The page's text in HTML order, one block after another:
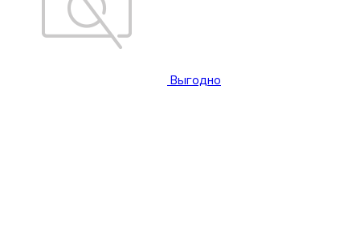
Выгодно